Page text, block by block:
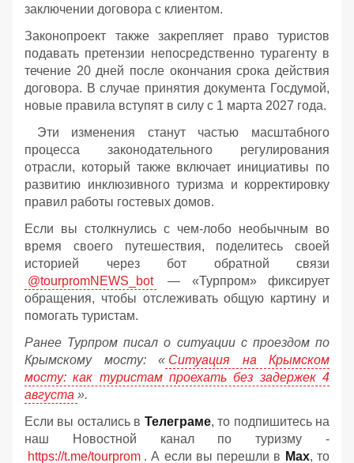
заключении договора с клиентом.
Законопроект также закрепляет право туристов
подавать претензии непосредственно турагенту в
течение 20 дней после окончания срока действия
договора. В случае принятия документа Госдумой,
новые правила вступят в силу с 1 марта 2027 года.
Эти изменения станут частью масштабного
процесса законодательного регулирования
отрасли, который также включает инициативы по
развитию инклюзивного туризма и корректировку
правил работы гостевых домов.
Если вы столкнулись с чем-лобо необычным во
время своего путешествия, поделитесь своей
историей через бот обратной связи
@tourpromNEWS_bot
— «Турпром» фиксирует
обращения, чтобы отслеживать общую картину и
помогать туристам.
Ранее Турпром писал о ситуации с проездом по
Крымскому мосту: « Ситуация на Крымском
мосту: как туристам проехать без задержек 4
августа ».
Если вы остались в Телеграме, то подпишитесь на
наш Новостной канал по туризму -
https://t.me/tourprom . А если вы перешли в Мах, то